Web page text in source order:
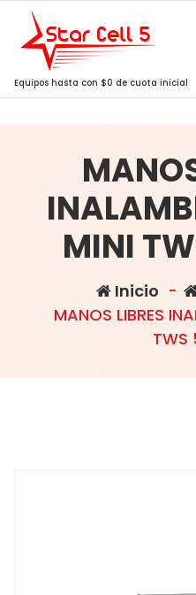
Saltar
contenido
Equipos hasta con $0 de cuota inicial
MINI
Inicio -
MANOS LIBRES
TWS